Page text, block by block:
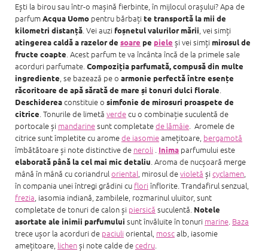
Ești la birou sau într-o mașină fierbinte, în mijlocul orașului? Apa de
parfumAcqua Uomo pentru bărbați te transportă la mii de
kilometri distanță. Vei auzi foșnetul valurilor mării, vei simți
atingerea caldă a razelor de soare pe piele și vei simți mirosul de
fructe coapte. Acest parfum te va încânta încă de la primele sale
acorduri parfumate.Compoziția parfumată, compusă din multe
ingrediente, se bazează pe o armonie perfectă între esențe
răcoritoare de apă sărată de mare și tonuri dulci florale.
Deschidereaconstituie o simfonie de mirosuri proaspete de
citrice. Tonurile de limetă verdecu o combinație suculentă de
portocale și mandarinesunt completatede lămâie. Aromele de
citrice sunt împletite cu aromede iasomieamețitoare, bergamotă
îmbătătoare și note distinctive de neroli . Inima parfumului este
elaborată până la cel mai mic detaliu. Aroma de nucșoară merge
mână în mână cu coriandruloriental, mirosul devioletă și cyclamen,
în compania unei întregi grădini cu flori înflorite. Trandafirul senzual,
frezia, iasomia indiană, zambilele, rozmarinul uluitor, sunt
completate de tonuri de calon și piersică suculentă. Notele
asortate ale inimii parfumului sunt învăluite în tonuri marine. Baza
trece ușor la acorduri de paciuli oriental, moscalb, iasomie
amețitoare, lichenși note calde decedru.